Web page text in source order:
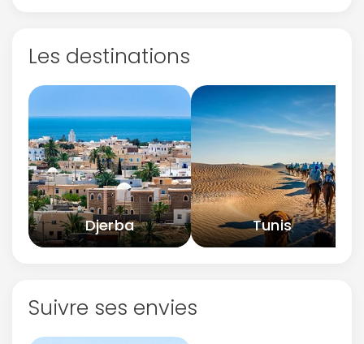
Les destinations
Djerba Tunis
Suivre ses envies
Politique de
confidentialité.